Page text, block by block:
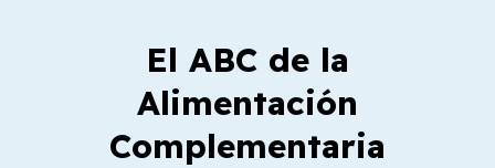
El ABC de la
Alimentación
Complementaria